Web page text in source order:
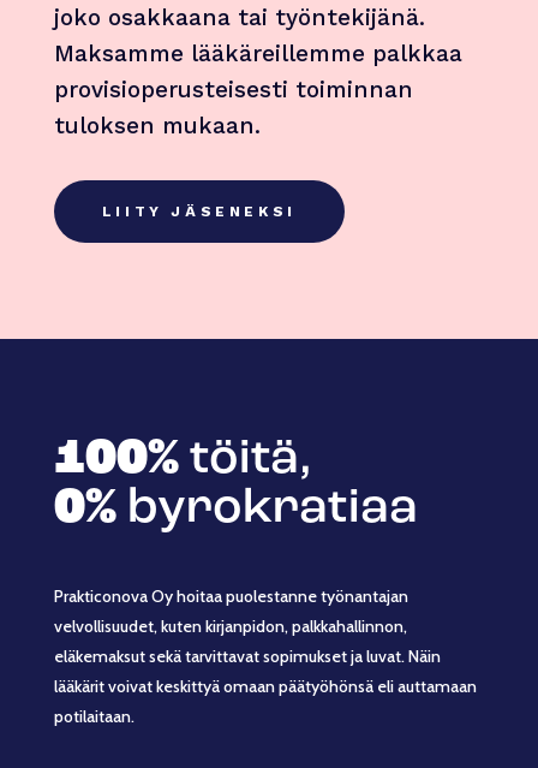
joko osakkaana tai työntekijänä.
Maksamme lääkäreillemme palkkaa
provisioperusteisesti toiminnan
tuloksen mukaan.
LIITY JÄSENEKSI
100%töitä,
0%byrokratiaa
Prakticonova Oy hoitaa puolestanne työnantajan
velvollisuudet, kuten kirjanpidon, palkkahallinnon,
eläkemaksut sekä tarvittavat sopimukset ja luvat. Näin
lääkärit voivat keskittyä omaan päätyöhönsä eli auttamaan
potilaitaan.